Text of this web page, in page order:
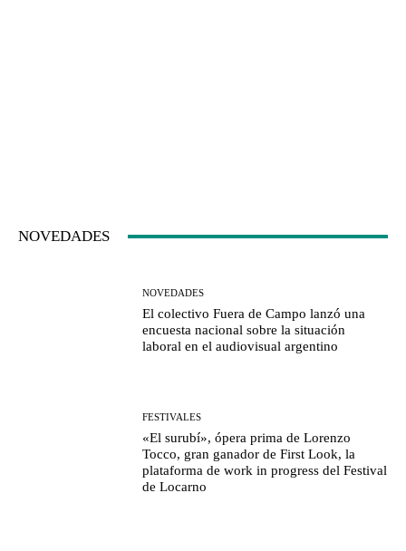
NOVEDADES
NOVEDADES
El colectivo Fuera de Campo lanzó una
encuesta nacional sobre la situación
laboral en el audiovisual argentino
FESTIVALES
«El surubí», ópera prima de Lorenzo
Tocco, gran ganador de First Look, la
plataforma de work in progress del Festival
de Locarno